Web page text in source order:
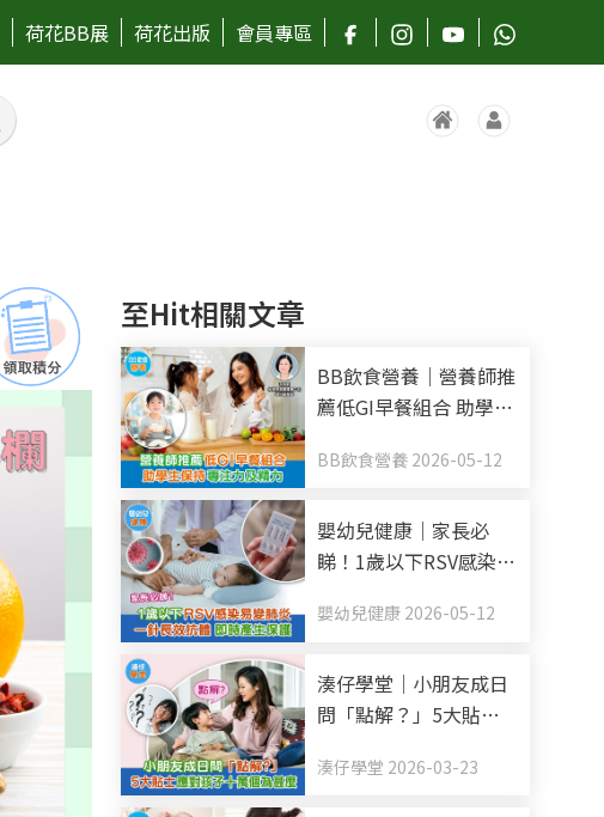
荷花BB展 荷花出版 會員專區
至Hit相關文章
BB飲食營養｜營養師推
薦低GI早餐組合 助學生
BB飲食營養 2026-05-12
嬰幼兒健康｜家長必
睇！1歲以下RSV感染易
即時產生保護
嬰幼兒健康 2026-05-12
湊仔學堂｜小朋友成日
問「點解？」5大貼士
湊仔學堂 2026-03-23